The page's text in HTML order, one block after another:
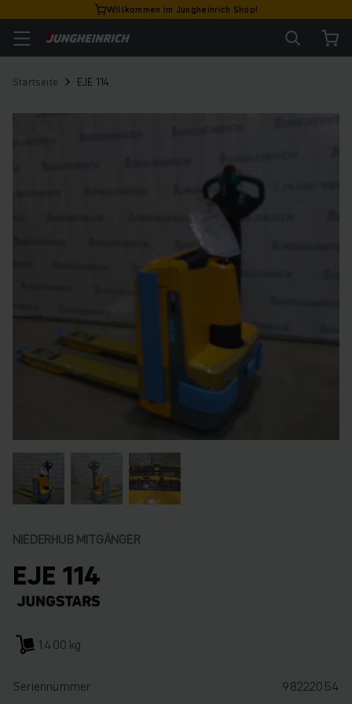
Willkommen im Jungheinrich Shop!
Startseite EJE 114
NIEDERHUB MITGÄNGER
EJE 114
1.400 kg
Seriennummer
98222054